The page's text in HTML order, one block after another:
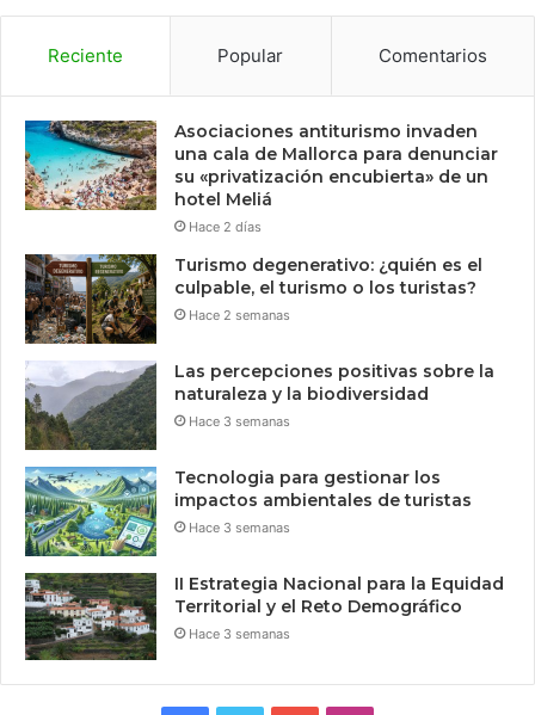
Reciente Popular Comentarios
Asociaciones antiturismo invaden
una cala de Mallorca para denunciar
su «privatización encubierta» de un
hotel Meliá
Hace 2 días
Turismo degenerativo: ¿quién es el
culpable, el turismo o los turistas?
Hace 2 semanas
Las percepciones positivas sobre la
naturaleza y la biodiversidad
Hace 3 semanas
Tecnologia para gestionar los
impactos ambientales de turistas
Hace 3 semanas
II Estrategia Nacional para la Equidad
Territorial y el Reto Demográfico
Hace 3 semanas